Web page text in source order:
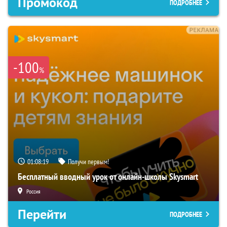
ПОДРОБНЕЕ
-100%
01:08:18 Получи первым!
Бесплатный вводный урок от онлайн-школы Skysmart
Россия
Перейти ПОДРОБНЕЕ